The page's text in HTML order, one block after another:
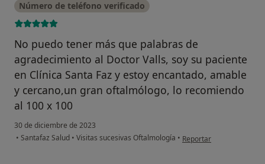
Número de teléfono verificado
No puedo tener más que palabras de
agradecimiento al Doctor Valls, soy su paciente
en Clínica Santa Faz y estoy encantado, amable
y cercano,un gran oftalmólogo, lo recomiendo
al 100 x 100
30 de diciembre de 2023
• Santafaz Salud • Visitas sucesivas Oftalmología • en opinión del usuario
Reportar